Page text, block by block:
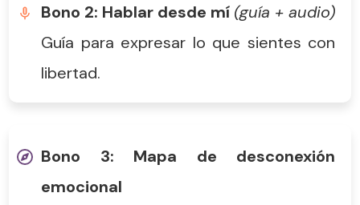
Bono 2: Hablar desde mí (guía + audio)
Guía para expresar lo que sientes con
libertad.
Bono 3: Mapa de desconexión
emocional